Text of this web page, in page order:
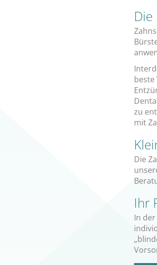
beste
zu
mit
Die
Ihr
In